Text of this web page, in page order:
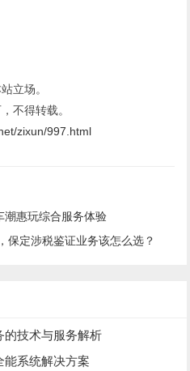
立场。
不得转载。
zixun/997.html
潮惠玩综合服务体验
保定涉税鉴证业务该怎么选？
的技术与服务解析
能系统解决方案